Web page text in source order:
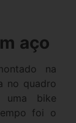
aço
na
no quadro
uma bike
foi o